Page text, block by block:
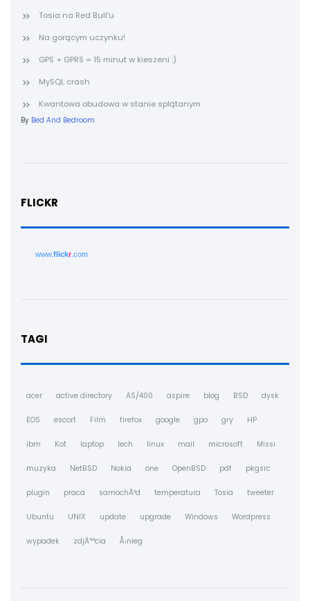
Tosia na Red Bull'u
Na gorącym uczynku!
GPS + GPRS = 15 minut w kieszeni :)
MySQL crash
Kwantowa obudowa w stanie splątanym
By Bed And Bedroom
FLICKR
www.flickr.com
TAGI
acer active directory AS/400 aspire blog BSD dysk
EOS escort Film firefox google gpo gry HP
ibm Kot laptop lech linux mail microsoft Missi
muzyka NetBSD Nokia one OpenBSD pdf pkgsrc
plugin praca samochÃ³d temperatura Tosia tweeter
Ubuntu UNIX update upgrade Windows Wordpress
wypadek zdjÄ™cia Å›nieg